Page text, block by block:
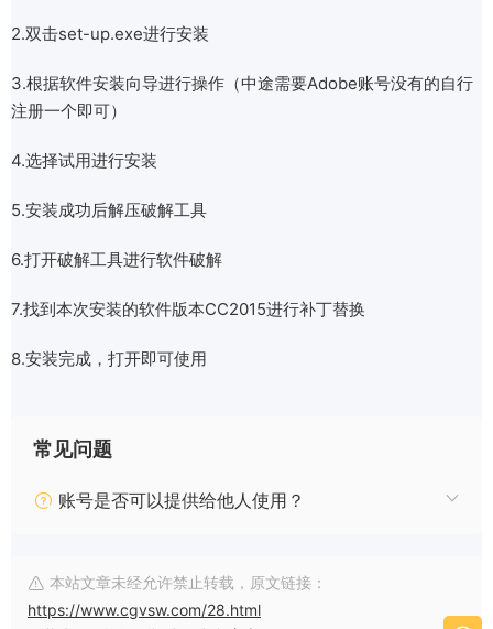
2.双击set-up.exe进行安装
3.根据软件安装向导进行操作（中途需要Adobe账号没有的自行
注册一个即可）
4.选择试用进行安装
5.安装成功后解压破解工具
6.打开破解工具进行软件破解
7.找到本次安装的软件版本CC2015进行补丁替换
8.安装完成，打开即可使用
常见问题
账号是否可以提供给他人使用？
本站文章未经允许禁止转载，原文链接：
https://www.cgvsw.com/28.html